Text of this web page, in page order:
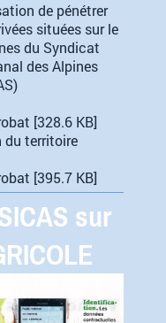
de pénétrer
situées sur le
du Syndicat
des Alpines
[328.6 KB]
du territoire
[395.7 KB]
sur